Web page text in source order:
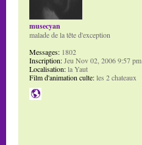
musecyan
malade de la tête d'exception
Messages: 1802
Inscription:Jeu Nov 02, 2006 9:57 pm
Localisation:la Yaut
Film d'animation culte:les 2 chateaux